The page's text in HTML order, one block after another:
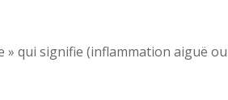
» qui signifie (inflammation aiguë